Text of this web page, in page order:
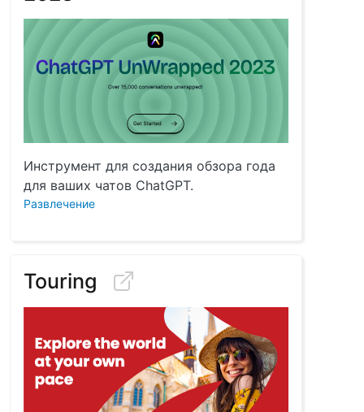
Инструмент для создания обзора года
для ваших чатов ChatGPT.
Развлечение
Touring